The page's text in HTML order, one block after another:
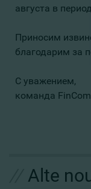
августа в
Приносим
благодарим за
С уважением,
команда
Alte